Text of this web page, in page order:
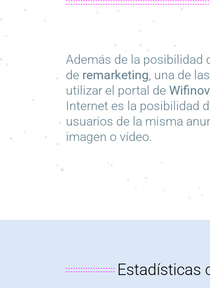
Además de la posibilidad
de remarketing, una de
utilizar el portal de
Internet es la posibilidad
usuarios de la misma
imagen o vídeo.
Estadísticas